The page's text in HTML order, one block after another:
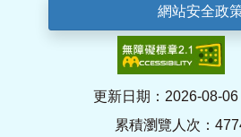
網站安全政
更新日期：2026-08-
累積瀏覽人次：